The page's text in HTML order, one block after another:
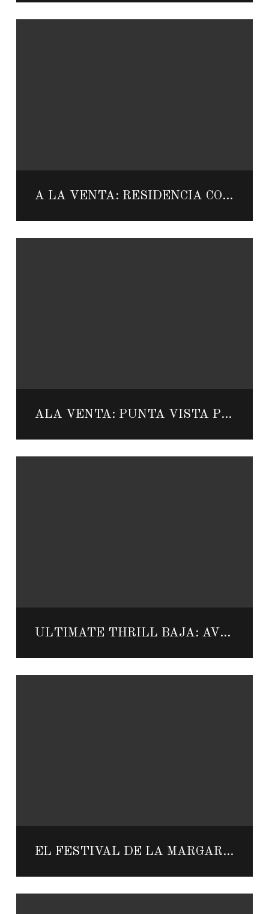
A LA VENTA: RESIDENCIA COLORIDA EN LOS CABOS
ALA VENTA: PUNTA VISTA PENTHOUSE 602
ULTIMATE THRILL BAJA: AVENTURAS TODO TERRENO
EL FESTIVAL DE LA MARGARITA EN THOMPSON PLAYA DEL CARMEN CONTARÁ CON LA PRESENCIA DE RECONOCIDOS MIXÓLOGOS